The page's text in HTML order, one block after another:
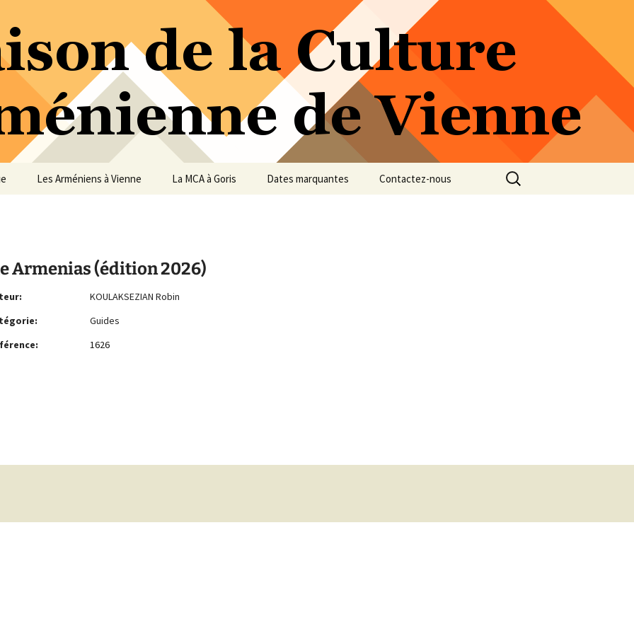
de Vienne
Les Arméniens à Vienne La MCA à Goris Dates marquantes Contactez-nous
Rechercher :
Armenias (édition 2026)
KOULAKSEZIAN Robin
Guides
1626